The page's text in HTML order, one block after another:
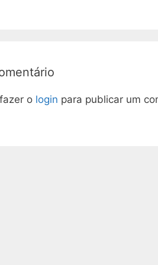
o login para publicar um